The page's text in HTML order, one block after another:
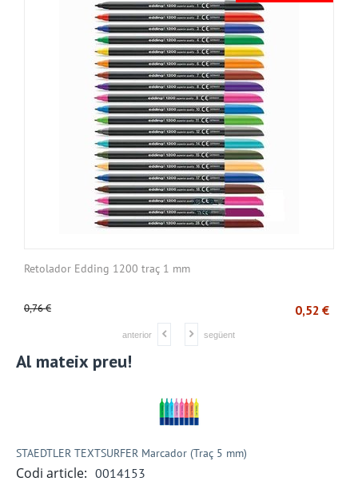
Retolador Edding 1200 traç 1 mm
0,76€ 0,52 €
anterior següent
Al mateix preu!
STAEDTLER TEXTSURFER Marcador (Traç 5 mm)
Codi article: 0014153